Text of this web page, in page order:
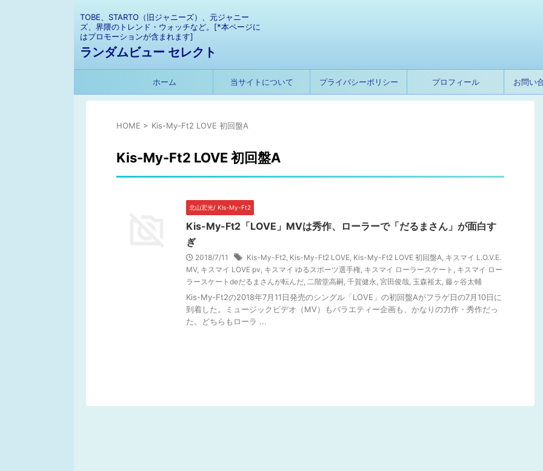
TOBE、STARTO（旧ジャニーズ）、元ジャニー
ズ、界隈のトレンド・ウォッチなど。[*本ページに
はプロモーションが含まれます]
ランダムビュー セレクト
ホーム 当サイトについて プライバシーポリシー プロフィール お問い
HOME > Kis-My-Ft2 LOVE 初回盤A
Kis-My-Ft2 LOVE 初回盤A
北山宏光/ Kis-My-Ft2
Kis-My-Ft2「LOVE」MVは秀作、ローラーで「だるまさん」が面白す
ぎ
2018/7/11 Kis-My-Ft2, Kis-My-Ft2 LOVE, Kis-My-Ft2 LOVE 初回盤A, キスマイ L.O.V.E.
MV, キスマイ LOVE pv, キスマイ ゆるスポーツ選手権, キスマイ ローラースケート , キスマイ ロー
ラースケートdeだるまさんが転んだ, 二階堂高嗣, 千賀健永, 宮田俊哉, 玉森裕太, 藤ヶ谷太輔
Kis-My-Ft2の2018年7月11日発売のシングル「LOVE」の初回盤Aがフラゲ日の7月10日に
到着した。ミュージックビデオ（MV）もバラエティー企画も、かなりの力作・秀作だっ
た。どちらもローラ ...